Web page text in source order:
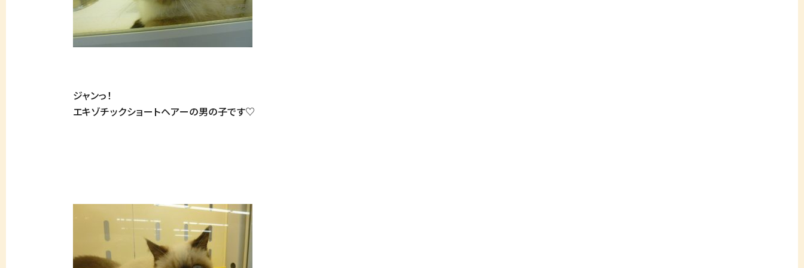
ジャンっ！
エキゾチックショートヘアーの男の子です♡